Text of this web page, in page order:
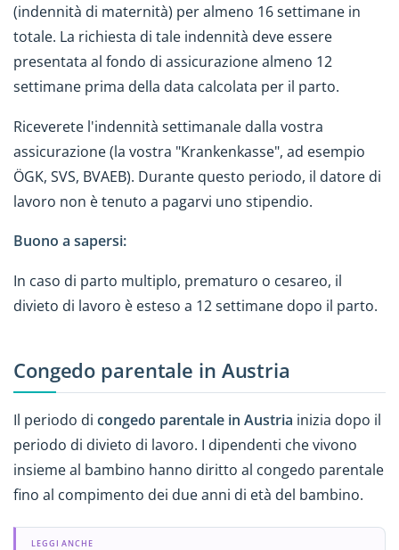
(indennità di maternità) per almeno 16 settimane in
totale. La richiesta di tale indennità deve essere
presentata al fondo di assicurazione almeno 12
settimane prima della data calcolata per il parto.
Riceverete l'indennità settimanale dalla vostra
assicurazione (la vostra "Krankenkasse", ad esempio
ÖGK, SVS, BVAEB). Durante questo periodo, il datore di
lavoro non è tenuto a pagarvi uno stipendio.
Buono a sapersi:
In caso di parto multiplo, prematuro o cesareo, il
divieto di lavoro è esteso a 12 settimane dopo il parto.
Congedo parentale in Austria
Il periodo di congedo parentale in Austria inizia dopo il
periodo di divieto di lavoro. I dipendenti che vivono
insieme al bambino hanno diritto al congedo parentale
fino al compimento dei due anni di età del bambino.
LEGGI ANCHE